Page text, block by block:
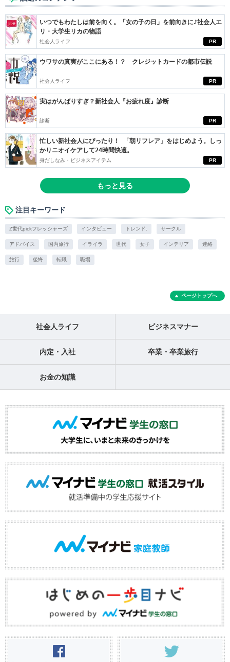
PR
いつでもわたしは前を向く。「女の子の日」を前向きに♪社会人エ
リ・大学生リカの物語
社会人ライフ
PR
ウワサの真実がここにある！？ クレジットカードの都市伝説
社会人ライフ
PR
実はがんばりすぎ？新社会人『お疲れ度』診断
診断
PR
忙しい新社会人にぴったり！ 「朝リフレア」をはじめよう。しっ
かりニオイケアして24時間快適。
身だしなみ・ビジネスアイテム
もっと見る
注目キーワード
Z世代pickフレッシャーズ インタビュー トレンド. サークル
アドバイス 国内旅行 イライラ 世代 女子 インテリア 連絡
旅行 後悔 転職 職場
ページトップへ
社会人ライフ ビジネスマナー
内定・入社 卒業・卒業旅行
お金の知識